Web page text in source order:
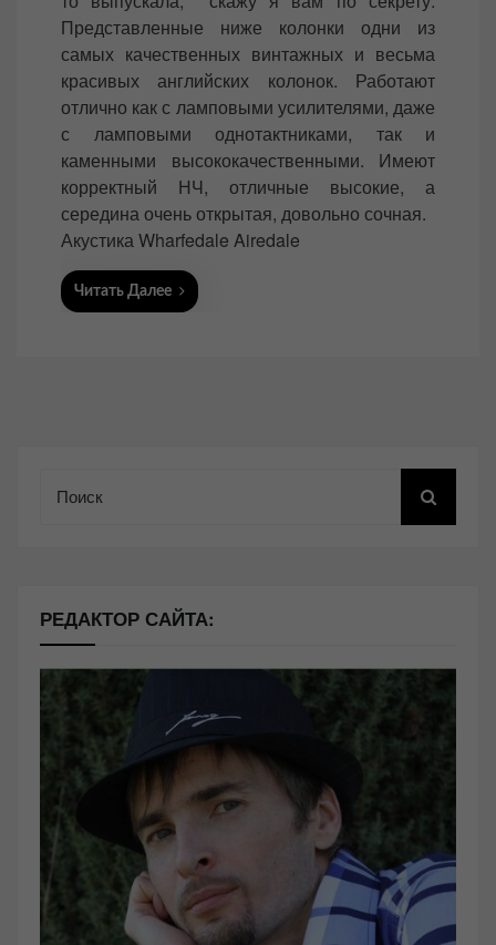
e
d
o
Представленные ниже колонки одни из
самых качественных винтажных и весьма
красивых английских колонок. Работают
отлично как с ламповыми усилителями, даже
с ламповыми однотактниками, так и
каменными высококачественными. Имеют
корректный НЧ, отличные высокие, а
середина очень открытая, довольно сочная.
Акустика Wharfedale Airedale
Читать Далее
РЕДАКТОР САЙТА: